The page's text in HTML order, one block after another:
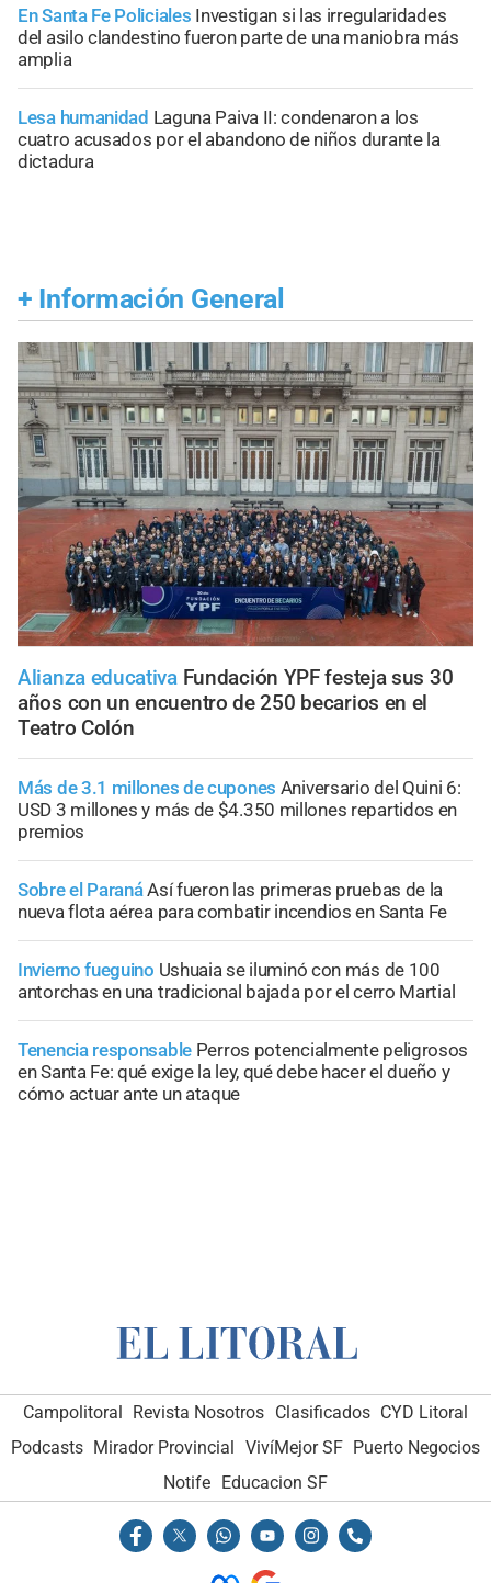
En Santa Fe Policiales Investigan si las irregularidades
del asilo clandestino fueron parte de una maniobra más
amplia
Lesa humanidad Laguna Paiva II: condenaron a los
cuatro acusados por el abandono de niños durante la
dictadura
+ Información General
Alianza educativa Fundación YPF festeja sus 30
años con un encuentro de 250 becarios en el
Teatro Colón
Más de 3.1 millones de cupones Aniversario del Quini 6:
USD 3 millones y más de $4.350 millones repartidos en
premios
Sobre el ParanáAsí fueron las primeras pruebas de la
nueva flota aérea para combatir incendios en Santa Fe
Invierno fueguino Ushuaia se iluminó con más de 100
antorchas en una tradicional bajada por el cerro Martial
Tenencia responsable Perros potencialmente peligrosos
en Santa Fe: qué exige la ley, qué debe hacer el dueño y
cómo actuar ante un ataque
Campolitoral Revista Nosotros Clasificados CYD Litoral
Podcasts Mirador Provincial VivíMejor SF Puerto Negocios
Notife Educacion SF